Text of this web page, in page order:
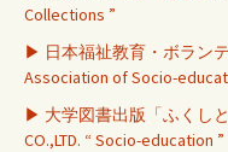
Collections ”
▶ 日本福祉教育・ボラン
Association of Socio-
▶ 大学図書出版「ふくしと
CO.,LTD. “ Socio-education ”